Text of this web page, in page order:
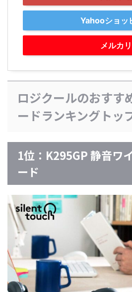
Yahooショッ
メルカリ
ロジクールのおすす
ードランキングトッ
1位：K295GP 静音ワ
ード